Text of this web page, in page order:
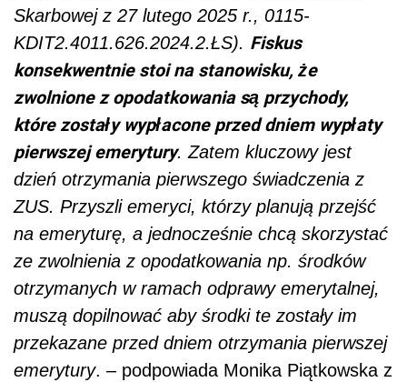
Skarbowej z 27 lutego 2025 r., 0115-
KDIT2.4011.626.2024.2.ŁS). Fiskus
konsekwentnie stoi na stanowisku, że
zwolnione z opodatkowania są przychody,
które zostały wypłacone przed dniem wypłaty
pierwszej emerytury. Zatem kluczowy jest
dzień otrzymania pierwszego świadczenia z
ZUS. Przyszli emeryci, którzy planują przejść
na emeryturę, a jednocześnie chcą skorzystać
ze zwolnienia z opodatkowania np. środków
otrzymanych w ramach odprawy emerytalnej,
muszą dopilnować aby środki te zostały im
przekazane przed dniem otrzymania pierwszej
emerytury. – podpowiada Monika Piątkowska z